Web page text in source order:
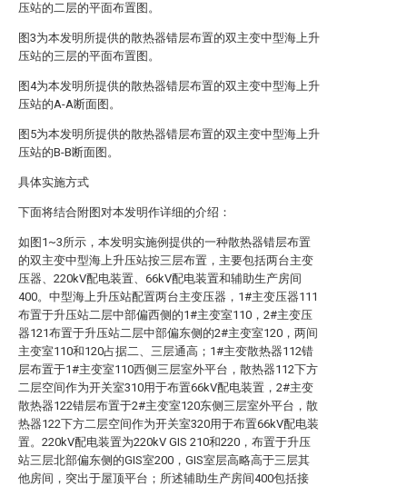
压站的二层的平面布置图。
图3为本发明所提供的散热器错层布置的双主变中型海上升
压站的三层的平面布置图。
图4为本发明所提供的散热器错层布置的双主变中型海上升
压站的A-A断面图。
图5为本发明所提供的散热器错层布置的双主变中型海上升
压站的B-B断面图。
具体实施方式
下面将结合附图对本发明作详细的介绍：
如图1~3所示，本发明实施例提供的一种散热器错层布置
的双主变中型海上升压站按三层布置，主要包括两台主变
压器、220kV配电装置、66kV配电装置和辅助生产房间
400。中型海上升压站配置两台主变压器，1#主变压器111
布置于升压站二层中部偏西侧的1#主变室110，2#主变压
器121布置于升压站二层中部偏东侧的2#主变室120，两间
主变室110和120占据二、三层通高；1#主变散热器112错
层布置于1#主变室110西侧三层室外平台，散热器112下方
二层空间作为开关室310用于布置66kV配电装置，2#主变
散热器122错层布置于2#主变室120东侧三层室外平台，散
热器122下方二层空间作为开关室320用于布置66kV配电装
置。220kV配电装置为220kV GIS 210和220，布置于升压
站三层北部偏东侧的GIS室200，GIS室层高略高于三层其
他房间，突出于屋顶平台；所述辅助生产房间400包括接